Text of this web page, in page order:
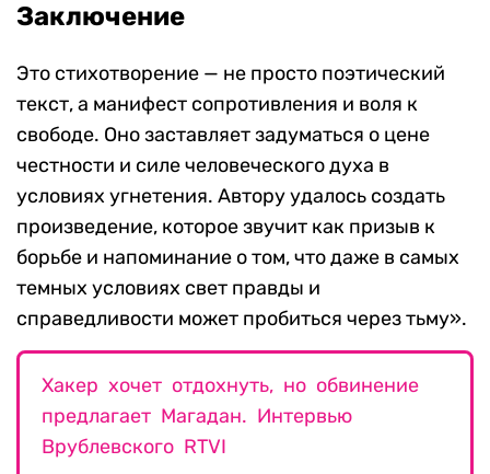
Заключение
Это стихотворение — не просто поэтический
текст, а манифест сопротивления и воля к
свободе. Оно заставляет задуматься о цене
честности и силе человеческого духа в
условиях угнетения. Автору удалось создать
произведение, которое звучит как призыв к
борьбе и напоминание о том, что даже в самых
темных условиях свет правды и
справедливости может пробиться через тьму».
Хакер хочет отдохнуть, но обвинение
предлагает Магадан. Интервью
Врублевского RTVI